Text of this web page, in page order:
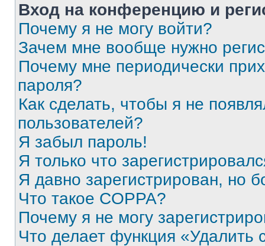
Вход на конференцию и
Почему я не могу войти?
Зачем мне вообще нужно
Почему мне периодически
пароля?
Как сделать, чтобы я не
пользователей?
Я забыл пароль!
Я только что
Я давно зарегистрирован, но
Что такое COPPA?
Почему я не могу
Что делает функция «Удалить